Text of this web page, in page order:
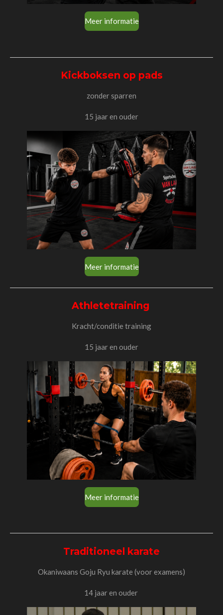
Meer informatie
Kickboksen op pads
zonder sparren
15 jaar en ouder
Meer informatie
Athletetraining
Kracht/conditie training
15 jaar en ouder
Meer informatie
Traditioneel karate
Okaniwaans Goju Ryu karate (voor examens)
14 jaar en ouder